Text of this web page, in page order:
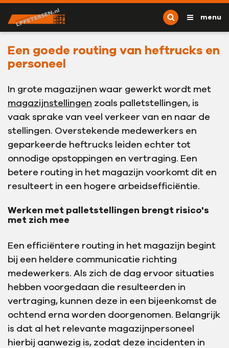
Ga naar content
L.P. Petersen
menu
Een goede routing van heftrucks en
personeel
In grote magazijnen waar gewerkt wordt met
magazijnstellingen zoals palletstellingen, is
vaak sprake van veel verkeer van en naar de
stellingen. Overstekende medewerkers en
geparkeerde heftrucks leiden echter tot
onnodige opstoppingen en vertraging. Een
betere routing in het magazijn voorkomt dit en
resulteert in een hogere arbeidsefficiëntie.
Werken met palletstellingen brengt risico's
met zich mee
Een efficiëntere routing in het magazijn begint
bij een heldere communicatie richting
medewerkers. Als zich de dag ervoor situaties
hebben voorgedaan die resulteerden in
vertraging, kunnen deze in een bijeenkomst de
ochtend erna worden doorgenomen. Belangrijk
is dat al het relevante magazijnpersoneel
hierbij aanwezig is, zodat deze incidenten in